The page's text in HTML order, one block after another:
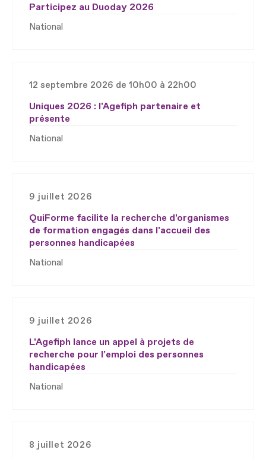
Participez au Duoday 2026
National
12 septembre 2026 de 10h00 à 22h00
Uniques 2026 : l'Agefiph partenaire et
présente
National
9 juillet 2026
QuiForme facilite la recherche d'organismes
de formation engagés dans l'accueil des
personnes handicapées
National
9 juillet 2026
L'Agefiph lance un appel à projets de
recherche pour l’emploi des personnes
handicapées
National
8 juillet 2026